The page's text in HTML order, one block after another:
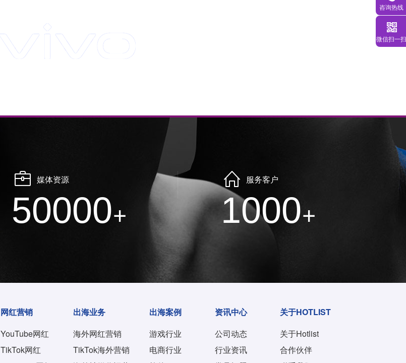
媒体资源
50000+
服务客户
1000+
网红营销
YouTube网红
TikTok网红
出海业务
海外网红营销
TikTok海外营销
出海案例
游戏行业
电商行业
资讯中心
公司动态
行业资讯
关于HOTLIST
关于Hotlist
合作伙伴
咨询热线
微信扫一扫